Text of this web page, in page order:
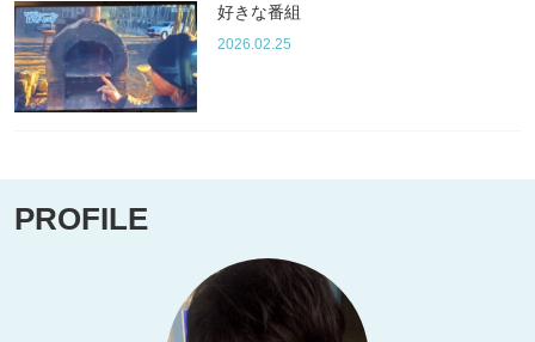
好きな番組
2026.02.25
PROFILE